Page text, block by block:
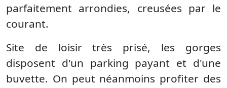
parfaitement arrondies, creusées par le
courant.
Site de loisir très prisé, les gorges
disposent d'un parking payant et d'une
buvette. On peut néanmoins profiter des